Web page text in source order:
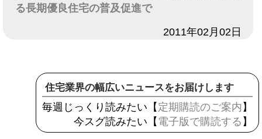
る長期優良住宅の普及促進で
2011年02月02日
住宅業界の幅広いニュースをお届けします
毎週じっくり読みたい【 定期購読のご案内 】
今スグ読みたい【 電子版で購読する 】